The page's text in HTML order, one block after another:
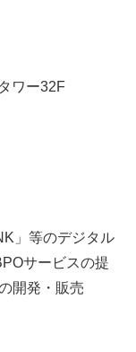
ワー32F
」等のデジタル
サービスの提
開発・販売